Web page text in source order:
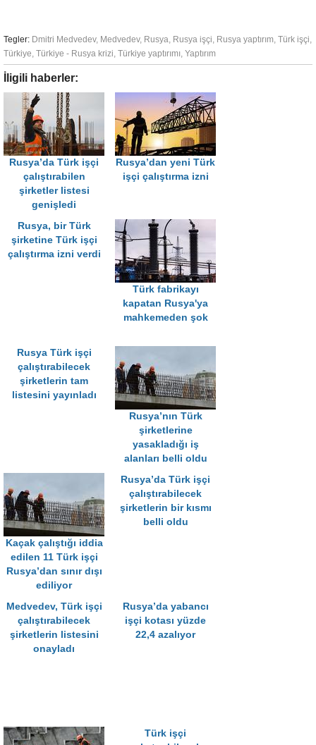
Tegler: Dmitri Medvedev, Medvedev, Rusya, Rusya işçi, Rusya yaptırım, Türk işçi,
Türkiye, Türkiye - Rusya krizi, Türkiye yaptırımı, Yaptırım
İligili haberler:
Rusya’da Türk işçi
çalıştırabilen
şirketler listesi
genişledi
Rusya’dan yeni Türk
işçi çalıştırma izni
Rusya, bir Türk
şirketine Türk işçi
çalıştırma izni verdi
Türk fabrikayı
kapatan Rusya'ya
mahkemeden şok
Rusya Türk işçi
çalıştırabilecek
şirketlerin tam
listesini yayınladı
Rusya’nın Türk
şirketlerine
yasakladığı iş
alanları belli oldu
Kaçak çalıştığı iddia
edilen 11 Türk işçi
Rusya’dan sınır dışı
ediliyor
Rusya’da Türk işçi
çalıştırabilecek
şirketlerin bir kısmı
belli oldu
Medvedev, Türk işçi
çalıştırabilecek
şirketlerin listesini
onayladı
Rusya’da yabancı
işçi kotası yüzde
22,4 azalıyor
Türk işçi